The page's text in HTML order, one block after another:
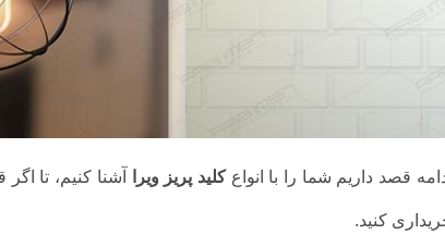
قصد داریم شما را با انواعکلید پریز ویرا آشنا کنیم، تا
کنید.